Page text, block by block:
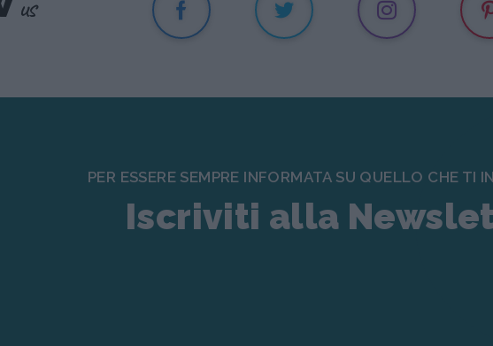
us
PER ESSERE SEMPRE INFORMATA SU QUELLO CHE TI
Iscriviti alla